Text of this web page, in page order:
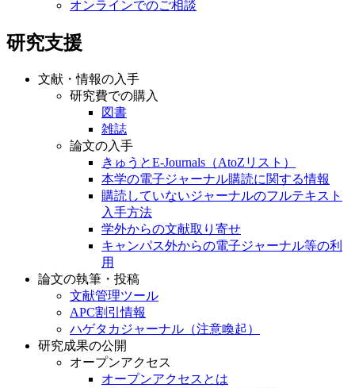
オンラインでのご相談
研究支援
文献・情報の入手
研究費での購入
図書
雑誌
論文の入手
きゅうとE-Journals（AtoZリスト）
本学の電子ジャーナル購読に関する情報
購読していないジャーナルのフルテキスト
入手方法
学外からの文献取り寄せ
キャンパス外からの電子ジャーナル等の利
用
論文の執筆・投稿
文献管理ツール
APC割引情報
ハゲタカジャーナル（注意喚起）
研究成果の公開
オープンアクセス
オープンアクセスとは